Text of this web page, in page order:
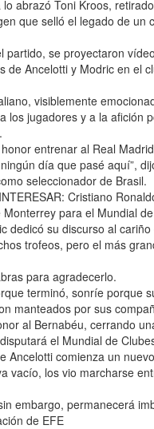
lo abrazó Toni Kroos,
que selló el legado de un
partido, se proyectaron
de Ancelotti y Modric en el
visiblemente
los jugadores y a la afición
entrenar al Real
día que pasé aquí”,
seleccionador de Brasil.
Cristiano
Monterrey para el Mundial
dedicó su discurso al cariño
trofeos, pero el más
para agradecerlo.
terminó, sonríe porque
manteados por sus
al Bernabéu, cerrando
el Mundial de
Ancelotti comienza un
vacío, los vio marcharse
embargo, permanecerá
de EFE